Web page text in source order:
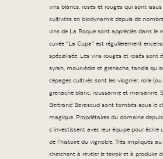
vins blancs, rosés et rouges qui sont issus
cultivées en biodynamie depuis de
vins de La Roque sont appréciés dans le
cuvée “La Cupa” est régulièrement
spécialisée. Les vins rouges et rosés sont
syrah, mourvèdre et grenache, tandis
cépages cultivés sont les viognier, rolle
grenache blanc, roussanne et marsanne.
Bertrand Barascud sont tombés sous le
magique. Propriétaires du domaine depuis
s’investissent avec leur équipe pour écrire
de l’histoire du vignoble. Très impliqués
cherchent à révéler le terroir et à produire